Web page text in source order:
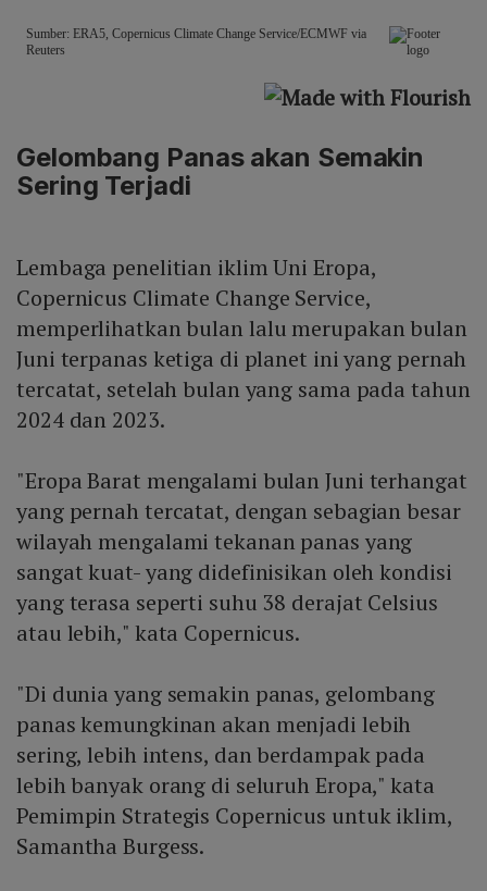
Gelombang Panas akan Semakin
Sering Terjadi
Lembaga penelitian iklim Uni Eropa,
Copernicus Climate Change Service,
memperlihatkan bulan lalu merupakan bulan
Juni terpanas ketiga di planet ini yang pernah
tercatat, setelah bulan yang sama pada tahun
2024 dan 2023.
"Eropa Barat mengalami bulan Juni terhangat
yang pernah tercatat, dengan sebagian besar
wilayah mengalami tekanan panas yang
sangat kuat- yang didefinisikan oleh kondisi
yang terasa seperti suhu 38 derajat Celsius
atau lebih," kata Copernicus.
"Di dunia yang semakin panas, gelombang
panas kemungkinan akan menjadi lebih
sering, lebih intens, dan berdampak pada
lebih banyak orang di seluruh Eropa," kata
Pemimpin Strategis Copernicus untuk iklim,
Samantha Burgess.